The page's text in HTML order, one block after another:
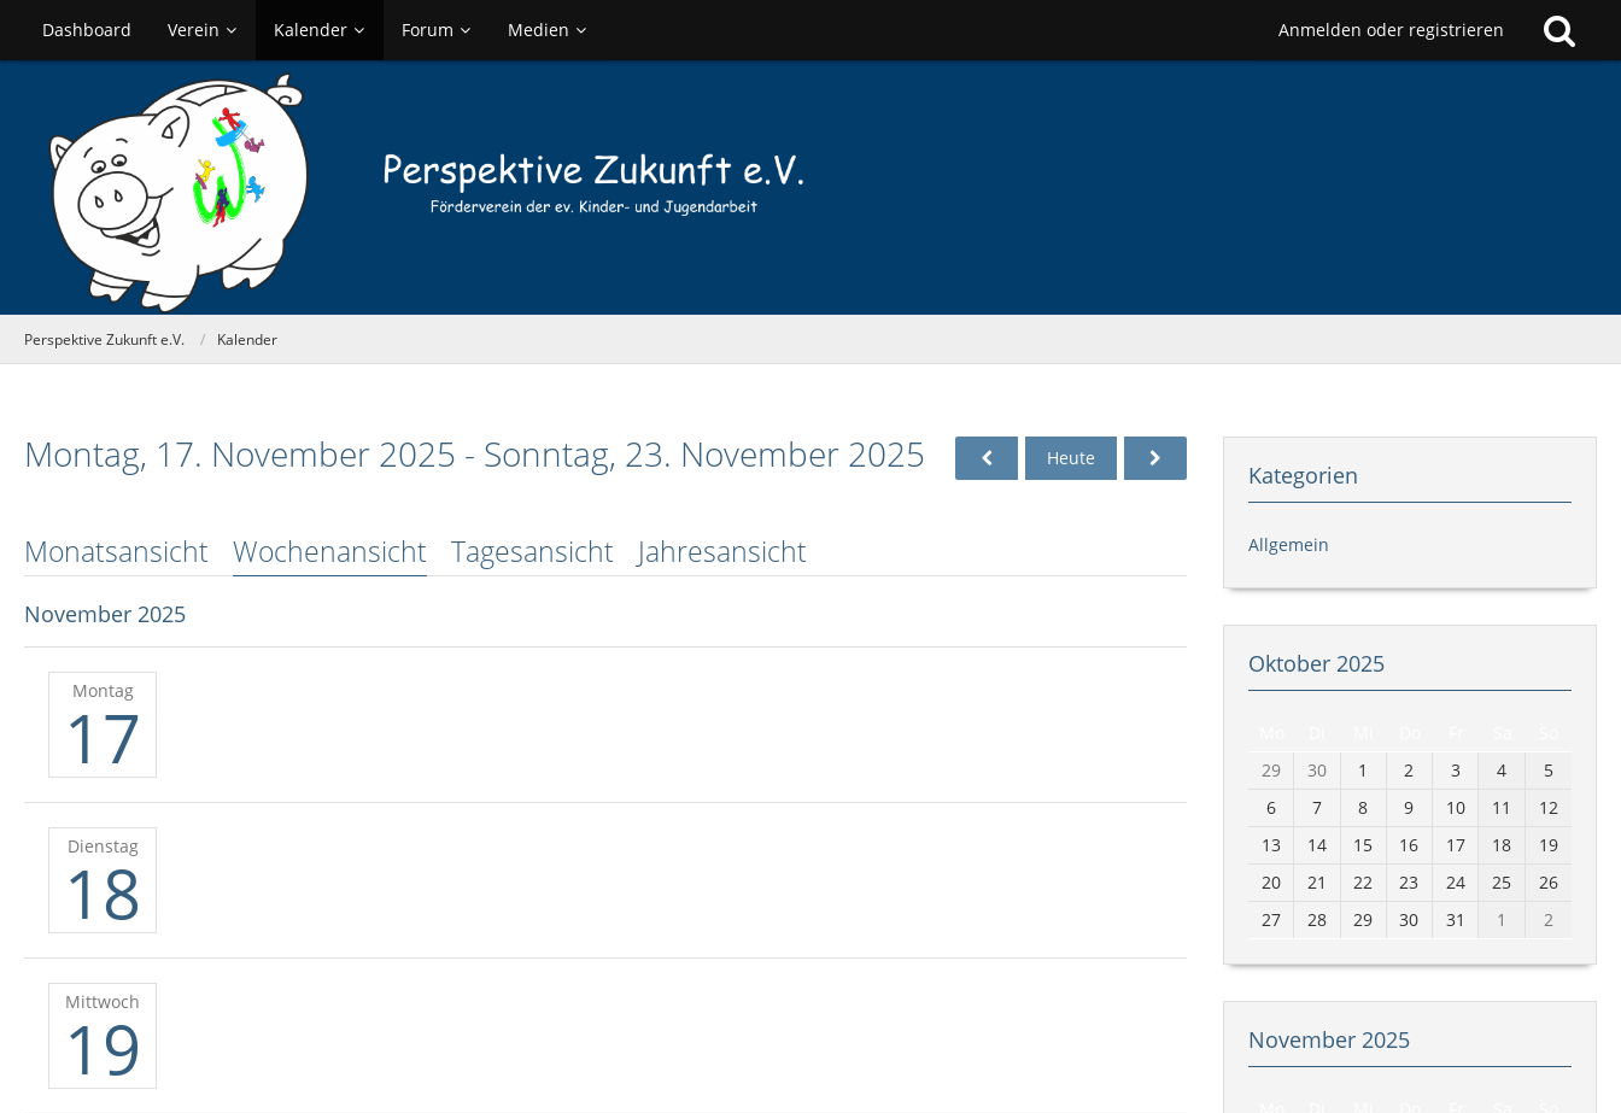
Dashboard Verein Kalender Forum Medien Anmelden oder registrieren
Perspektive Zukunft e.V. Kalender
Montag, 17. November 2025 - Sonntag, 23. November 2025 Heute
Monatsansicht Wochenansicht Tagesansicht Jahresansicht
November 2025
Montag
17
Dienstag
18
Mittwoch
19
Kategorien
Allgemein
Oktober 2025
29
30 1 2 3 4
5
6
7 8 9 10 11
12
13
14 15 16 17 18
19
20
21 22 23 24 25
26
27
28 29 30 31 1 2
November 2025